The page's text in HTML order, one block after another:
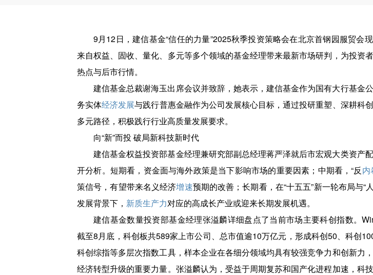
9月12日，建信基金“信任的力量”2025秋季投资策略会在北京首钢园服贸会
来自权益、固收、量化、多元等多个领域的基金经理带来最新市场研判，为投资
热点与后市行情。
建信基金总裁谢海玉出席会议并致辞，她表示，建信基金作为国有大行基金
务实体经济发展与践行普惠金融作为公司发展核心目标，通过投研重塑、深耕科
多元路径，积极践行行业高质量发展要求。
向“新”而投 破局新科技新时代
建信基金权益投资部基金经理兼研究部副总经理蒋严泽就后市宏观大类资产
开分析。短期看，资金面与海外政策是当下影响市场的重要因素；中期看，“反内
策信号，有望带来名义经济增速预期的改善；长期看，在“十五五”新一轮布局与“
发展背景下， 新质生产力对应的高成长产业或迎来长期发展机遇。
建信基金数量投资部基金经理张溢麟详细盘点了当前市场主要科创指数。
截至8月底，科创板共589家上市公司、总市值逾10万亿元，形成科创50、科创
科创综指等多层次指数工具，样本企业在各细分领域均具有较强竞争力和创新力
经济转型升级的重要力量。张溢麟认为，受益于周期复苏和国产化进程加速，科